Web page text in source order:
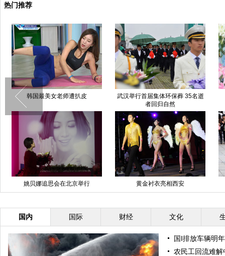
热门推荐
韩国最美女老师遭扒皮
武汉举行首届集体环保葬 35名逝
者回归自然
姚贝娜追思会在北京举行 黄金衬衣亮相西安
国内 国际 财经 文化
国I排放车辆明
农民工回流难解